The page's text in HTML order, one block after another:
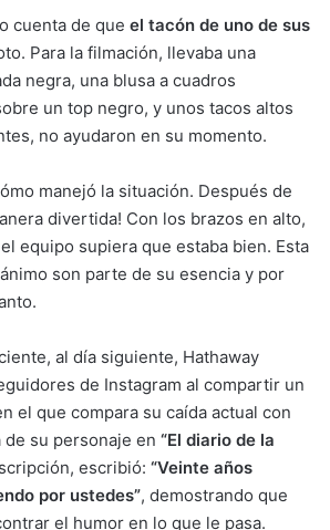
cuenta de que el tacón de uno de sus
Para la filmación, llevaba una
negra, una blusa a cuadros
un top negro, y unos tacos altos
no ayudaron en su momento.
manejó la situación. Después de
divertida! Con los brazos en alto,
equipo supiera que estaba bien. Esta
son parte de su esencia y por
al día siguiente, Hathaway
de Instagram al compartir un
el que compara su caída actual con
de su personaje en “El diario de la
escribió: “Veinte años
por ustedes”, demostrando que
el humor en lo que le pasa.